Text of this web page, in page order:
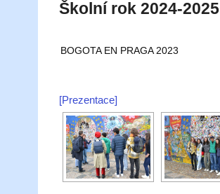
Školní rok 2024-2025
BOGOTA EN PRAGA 2023
[Prezentace]